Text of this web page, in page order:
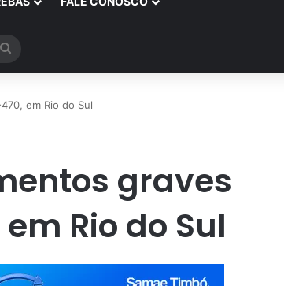
por
em Rio do Sul
graves
Rio do Sul